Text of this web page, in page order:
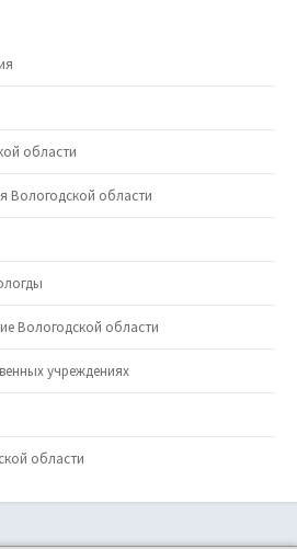
области
Вологодской области
Вологодской области
учреждениях
области